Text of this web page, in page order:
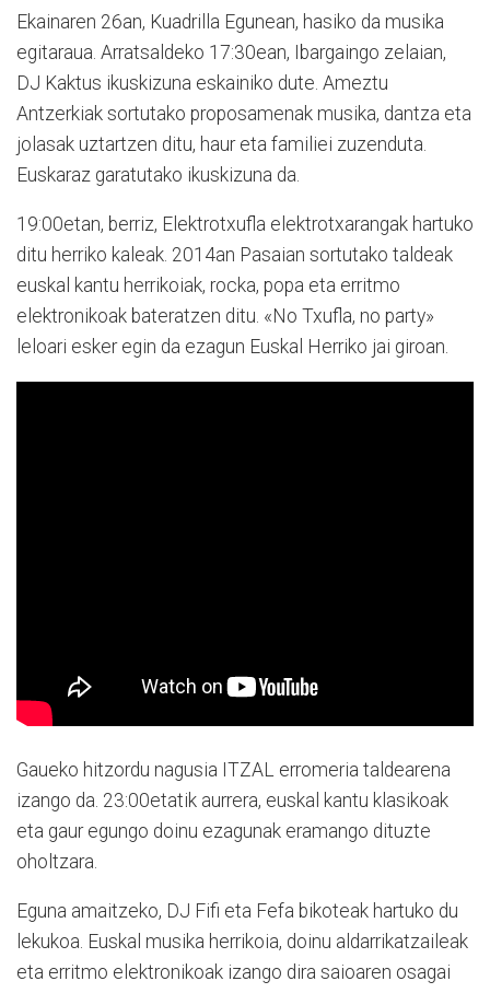
Ekainaren 26an, Kuadrilla Egunean, hasiko da musika
egitaraua. Arratsaldeko 17:30ean, Ibargaingo zelaian,
DJ Kaktus ikuskizuna eskainiko dute. Ameztu
Antzerkiak sortutako proposamenak musika, dantza eta
jolasak uztartzen ditu, haur eta familiei zuzenduta.
Euskaraz garatutako ikuskizuna da.
19:00etan, berriz, Elektrotxufla elektrotxarangak hartuko
ditu herriko kaleak. 2014an Pasaian sortutako taldeak
euskal kantu herrikoiak, rocka, popa eta erritmo
elektronikoak bateratzen ditu. «No Txufla, no party»
leloari esker egin da ezagun Euskal Herriko jai giroan.
Gaueko hitzordu nagusia ITZAL erromeria taldearena
izango da. 23:00etatik aurrera, euskal kantu klasikoak
eta gaur egungo doinu ezagunak eramango dituzte
oholtzara.
Eguna amaitzeko, DJ Fifi eta Fefa bikoteak hartuko du
lekukoa. Euskal musika herrikoia, doinu aldarrikatzaileak
eta erritmo elektronikoak izango dira saioaren osagai